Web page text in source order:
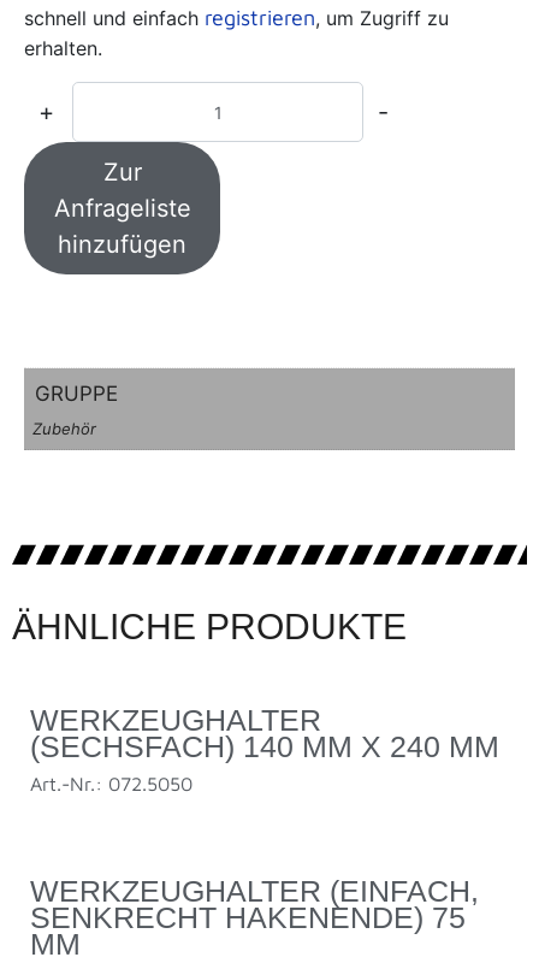
schnell und einfach registrieren, um Zugriff zu
erhalten.
+ -
Zur
Anfrageliste
hinzufügen
GRUPPE
Zubehör
ÄHNLICHE PRODUKTE
WERKZEUGHALTER
(SECHSFACH) 140 MM X 240 MM
Art.-Nr.: 072.5050
WERKZEUGHALTER (EINFACH,
SENKRECHT HAKENENDE) 75
MM